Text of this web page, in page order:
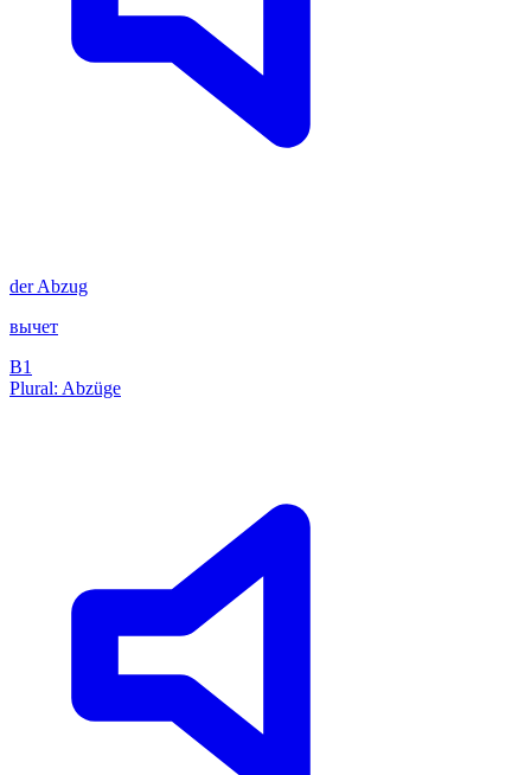
derAbzug
вычет
B1
Plural: Abzüge